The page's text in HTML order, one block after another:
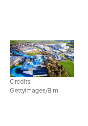
Credits:
Gettyimages/Bim